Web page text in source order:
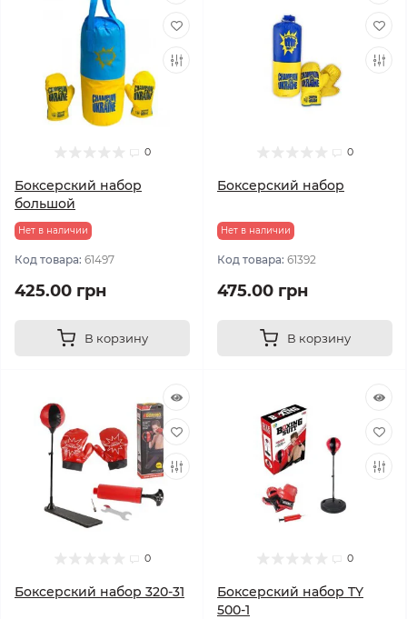
0
Боксерский набор
большой
Нет в наличии
Код товара: 61497
425.00 грн
В корзину
0
Боксерский набор
Нет в наличии
Код товара: 61392
475.00 грн
В корзину
0
Боксерский набор 320-31
0
Боксерский набор TY
500-1